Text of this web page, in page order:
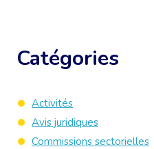
Catégories
Activités
Avis juridiques
Commissions sectorielles